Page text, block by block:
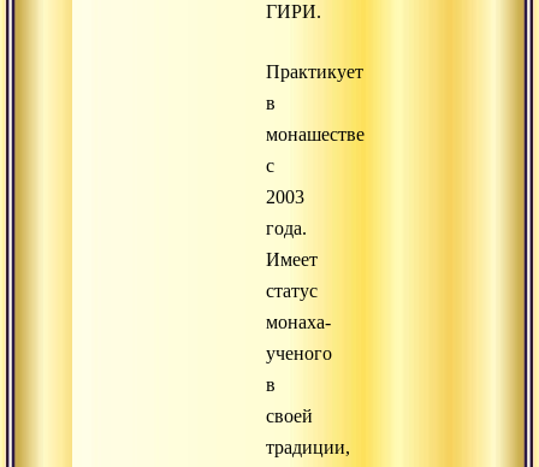
ГИРИ.
Практикует
в
монашестве
с
2003
года.
Имеет
статус
монаха-
ученого
в
своей
традиции,